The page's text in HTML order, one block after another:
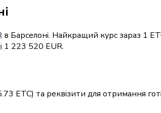
в Барселоні. Найкращий курс зараз 1
1 223 520 EUR.
ETC) та реквізити для отримання